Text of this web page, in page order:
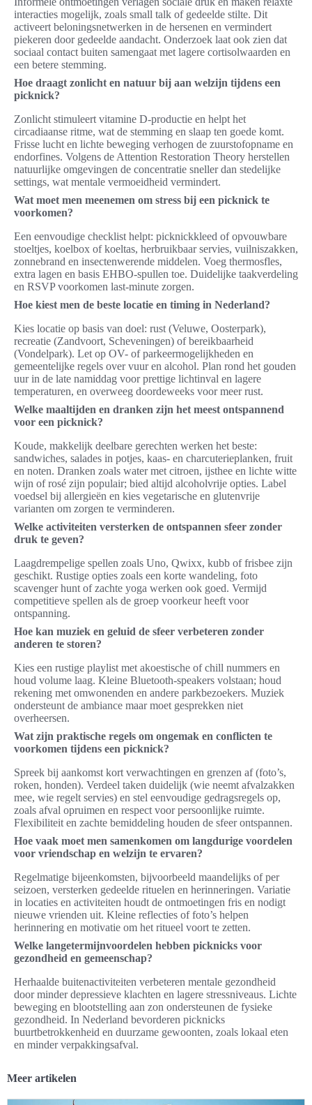
interacties mogelijk, zoals small talk of gedeelde stilte. Dit
activeert beloningsnetwerken in de hersenen en vermindert
piekeren door gedeelde aandacht. Onderzoek laat ook zien dat
sociaal contact buiten samengaat met lagere cortisolwaarden en
een betere stemming.
Hoe draagt zonlicht en natuur bij aan welzijn tijdens een
picknick?
Zonlicht stimuleert vitamine D-productie en helpt het
circadiaanse ritme, wat de stemming en slaap ten goede komt.
Frisse lucht en lichte beweging verhogen de zuurstofopname en
endorfines. Volgens de Attention Restoration Theory herstellen
natuurlijke omgevingen de concentratie sneller dan stedelijke
settings, wat mentale vermoeidheid vermindert.
Wat moet men meenemen om stress bij een picknick te
voorkomen?
Een eenvoudige checklist helpt: picknickkleed of opvouwbare
stoeltjes, koelbox of koeltas, herbruikbaar servies, vuilniszakken,
zonnebrand en insectenwerende middelen. Voeg thermosfles,
extra lagen en basis EHBO-spullen toe. Duidelijke taakverdeling
en RSVP voorkomen last-minute zorgen.
Hoe kiest men de beste locatie en timing in Nederland?
Kies locatie op basis van doel: rust (Veluwe, Oosterpark),
recreatie (Zandvoort, Scheveningen) of bereikbaarheid
(Vondelpark). Let op OV- of parkeermogelijkheden en
gemeentelijke regels over vuur en alcohol. Plan rond het gouden
uur in de late namiddag voor prettige lichtinval en lagere
temperaturen, en overweeg doordeweeks voor meer rust.
Welke maaltijden en dranken zijn het meest ontspannend
voor een picknick?
Koude, makkelijk deelbare gerechten werken het beste:
sandwiches, salades in potjes, kaas- en charcuterieplanken, fruit
en noten. Dranken zoals water met citroen, ijsthee en lichte witte
wijn of rosé zijn populair; bied altijd alcoholvrije opties. Label
voedsel bij allergieën en kies vegetarische en glutenvrije
varianten om zorgen te verminderen.
Welke activiteiten versterken de ontspannen sfeer zonder
druk te geven?
Laagdrempelige spellen zoals Uno, Qwixx, kubb of frisbee zijn
geschikt. Rustige opties zoals een korte wandeling, foto
scavenger hunt of zachte yoga werken ook goed. Vermijd
competitieve spellen als de groep voorkeur heeft voor
ontspanning.
Hoe kan muziek en geluid de sfeer verbeteren zonder
anderen te storen?
Kies een rustige playlist met akoestische of chill nummers en
houd volume laag. Kleine Bluetooth-speakers volstaan; houd
rekening met omwonenden en andere parkbezoekers. Muziek
ondersteunt de ambiance maar moet gesprekken niet
overheersen.
Wat zijn praktische regels om ongemak en conflicten te
voorkomen tijdens een picknick?
Spreek bij aankomst kort verwachtingen en grenzen af (foto’s,
roken, honden). Verdeel taken duidelijk (wie neemt afvalzakken
mee, wie regelt servies) en stel eenvoudige gedragsregels op,
zoals afval opruimen en respect voor persoonlijke ruimte.
Flexibiliteit en zachte bemiddeling houden de sfeer ontspannen.
Hoe vaak moet men samenkomen om langdurige voordelen
voor vriendschap en welzijn te ervaren?
Regelmatige bijeenkomsten, bijvoorbeeld maandelijks of per
seizoen, versterken gedeelde rituelen en herinneringen. Variatie
in locaties en activiteiten houdt de ontmoetingen fris en nodigt
nieuwe vrienden uit. Kleine reflecties of foto’s helpen
herinnering en motivatie om het ritueel voort te zetten.
Welke langetermijnvoordelen hebben picknicks voor
gezondheid en gemeenschap?
Herhaalde buitenactiviteiten verbeteren mentale gezondheid
door minder depressieve klachten en lagere stressniveaus. Lichte
beweging en blootstelling aan zon ondersteunen de fysieke
gezondheid. In Nederland bevorderen picknicks
buurtbetrokkenheid en duurzame gewoonten, zoals lokaal eten
en minder verpakkingsafval.
Meer artikelen